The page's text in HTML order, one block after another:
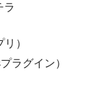
ラ
）
ラグイン）